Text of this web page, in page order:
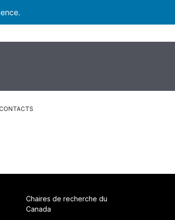
CONTACTS
Chaires de recherche du
Canada